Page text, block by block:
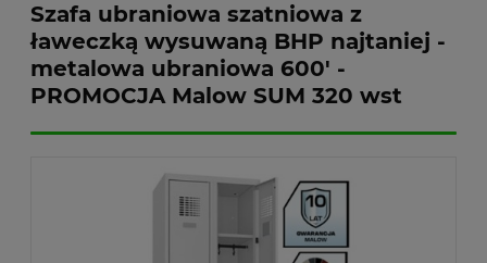
Szafa ubraniowa szatniowa z
ławeczką wysuwaną BHP najtaniej -
metalowa ubraniowa 600' -
PROMOCJA Malow SUM 320 wst